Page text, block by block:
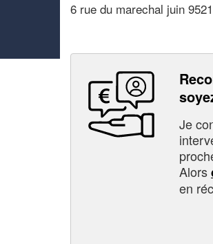
6 rue du marechal juin
Je
Alors
en